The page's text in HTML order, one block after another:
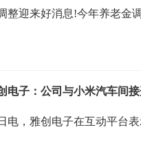
整迎来好消息!今年养老金
电子：公司与小米汽车间
电，雅创电子在互动平台